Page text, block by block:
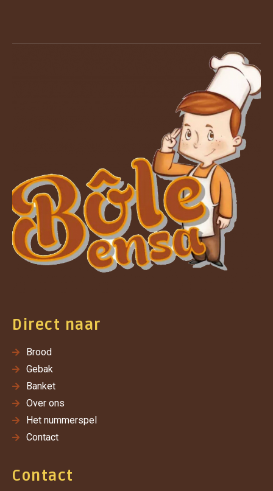
Direct naar
Brood
Gebak
Banket
Over ons
Het nummerspel
Contact
Contact